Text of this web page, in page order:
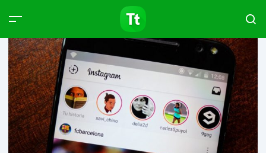
Products Articles
Type to start searching…